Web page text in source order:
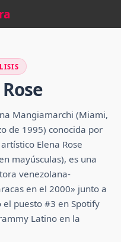
Mangiamarchi (Miami,
de 1995) conocida por
Elena Rose
mayúsculas), es una
venezolana-
en el 2000» junto a
el puesto #3 en Spotify
Latino en la